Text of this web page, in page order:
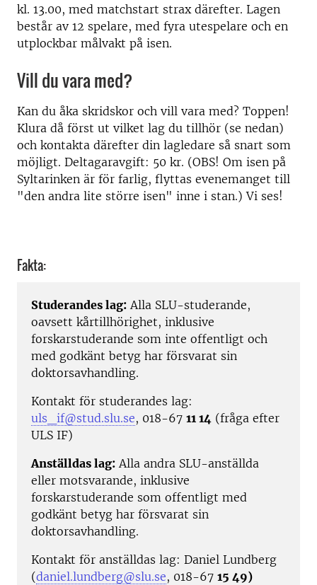
kl. 13.00, med matchstart strax därefter. Lagen
består av 12 spelare, med fyra utespelare och en
utplockbar målvakt på isen.
Vill du vara med?
Kan du åka skridskor och vill vara med? Toppen!
Klura då först ut vilket lag du tillhör (se nedan)
och kontakta därefter din lagledare så snart som
möjligt. Deltagaravgift: 50 kr. (OBS! Om isen på
Syltarinken är för farlig, flyttas evenemanget till
"den andra lite större isen" inne i stan.) Vi ses!
Fakta:
Studerandes lag: Alla SLU-studerande,
oavsett kårtillhörighet, inklusive
forskarstuderande som inte offentligt och
med godkänt betyg har försvarat sin
doktorsavhandling.
Kontakt för studerandes lag:
uls_if@stud.slu.se, 018-67 11 14 (fråga efter
ULS IF)
Anställdas lag: Alla andra SLU-anställda
eller motsvarande, inklusive
forskarstuderande som offentligt med
godkänt betyg har försvarat sin
doktorsavhandling.
Kontakt för anställdas lag: Daniel Lundberg
(daniel.lundberg@slu.se, 018-67 15 49)